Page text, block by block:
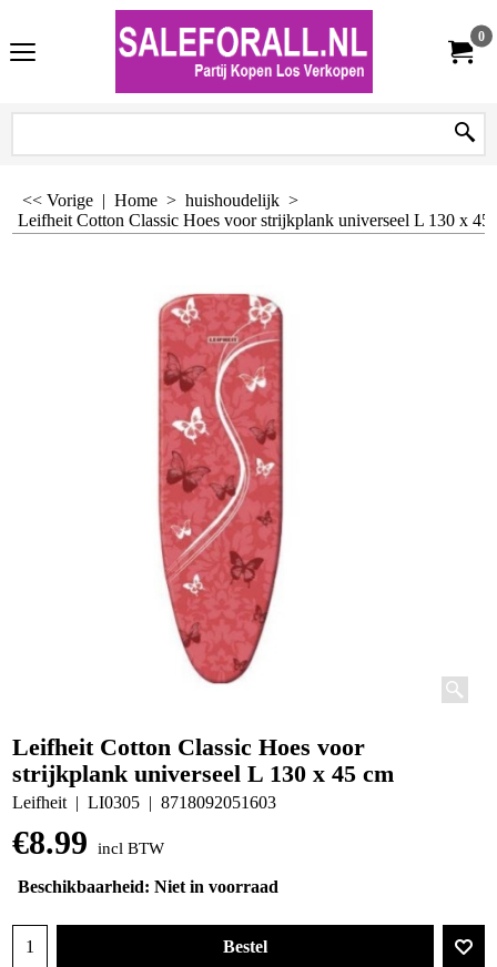
0
<< Vorige | Home > huishoudelijk >
Leifheit Cotton Classic Hoes voor strijkplank universeel L 130 x 45
Leifheit Cotton Classic Hoes voor
strijkplank universeel L 130 x 45 cm
Leifheit LI0305 8718092051603
€8.99 incl BTW
Beschikbaarheid: Niet in voorraad
Bestel